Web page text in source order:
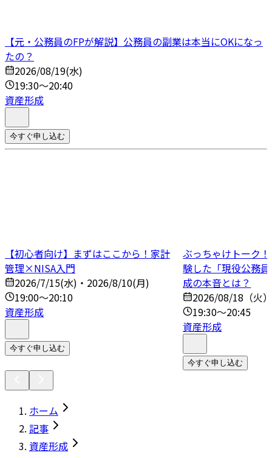
【元・公務員のFPが解説】公務員の副業は本当にOKになっ
たの？
2026/08/19(水)
19:30～20:40
資産形成
今すぐ申し込む
【初心者向け】まずはここから！家計
管理×NISA入門
2026/7/15(水)・2026/8/10(月)
19:00～20:10
資産形成
今すぐ申し込む
ぶっちゃけトーク
験した「現役公務
成の本音とは？
2026/08/18（火
19:30～20:45
資産形成
今すぐ申し込む
ホーム
記事
資産形成